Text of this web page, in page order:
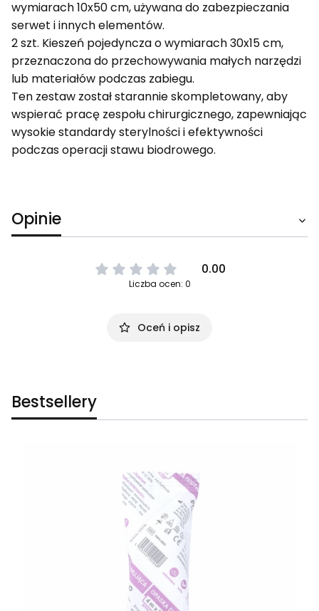
wymiarach 10x50 cm, używana do zabezpieczania
serwet i innych elementów.
2 szt. Kieszeń pojedyncza o wymiarach 30x15 cm,
przeznaczona do przechowywania małych narzędzi
lub materiałów podczas zabiegu.
Ten zestaw został starannie skompletowany, aby
wspierać pracę zespołu chirurgicznego, zapewniając
wysokie standardy sterylności i efektywności
podczas operacji stawu biodrowego.
Opinie
0.00
Liczba ocen: 0
Oceń i opisz
Bestsellery